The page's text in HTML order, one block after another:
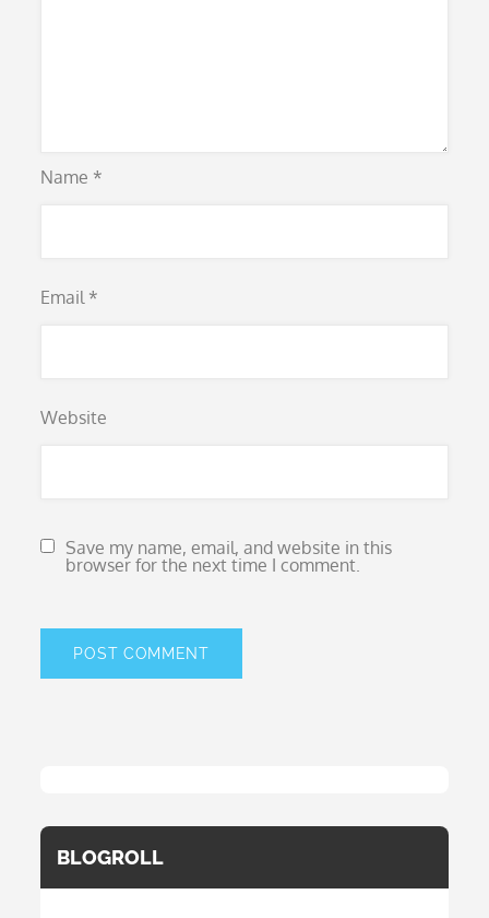
Name *
Email *
Website
Save my name, email, and website in this
browser for the next time I comment.
BLOGROLL